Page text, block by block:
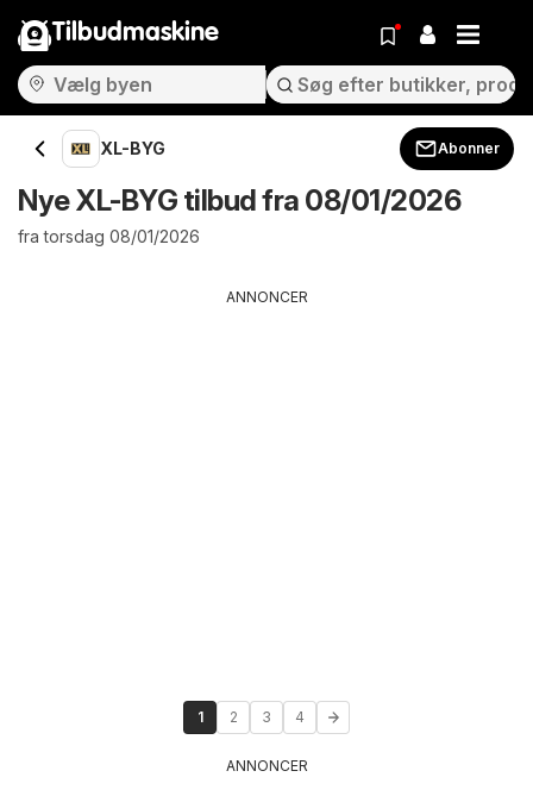
Tilbudmaskine
XL-BYG Abonner
Nye XL-BYG tilbud fra 08/01/2026
fra torsdag 08/01/2026
ANNONCER
1 2 3 4
ANNONCER